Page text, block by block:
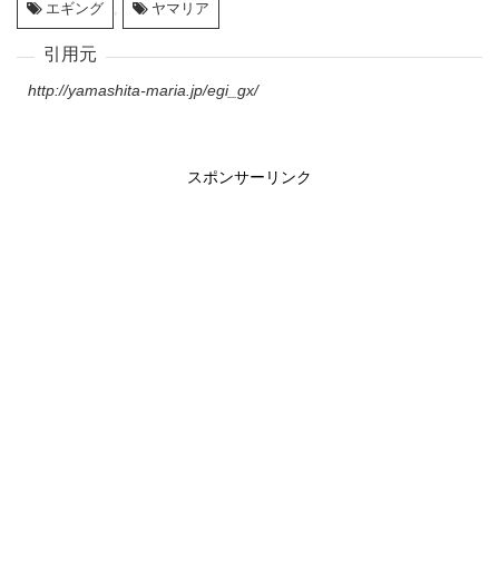
エギング ヤマリア
http://yamashita-maria.jp/egi_gx/
スポンサーリンク